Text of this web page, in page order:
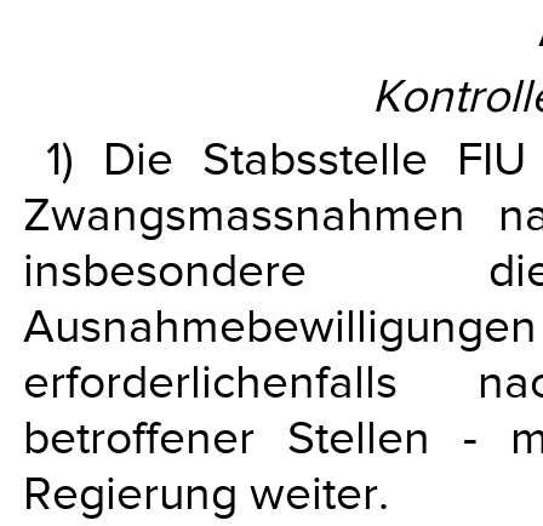
1) Die Stabsstelle
erforderlichenfalls
betroffener Stellen -
Regierung weiter.